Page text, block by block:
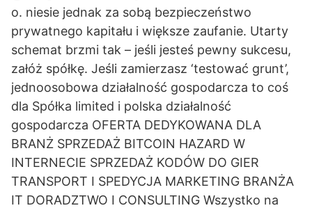
o. niesie jednak za sobą bezpieczeństwo
prywatnego kapitału i większe zaufanie. Utarty
schemat brzmi tak – jeśli jesteś pewny sukcesu,
załóż spółkę. Jeśli zamierzasz ‘testować grunt’,
jednoosobowa działalność gospodarcza to coś
dla Spółka limited i polska działalność
gospodarcza OFERTA DEDYKOWANA DLA
BRANŻ SPRZEDAŻ BITCOIN HAZARD W
INTERNECIE SPRZEDAŻ KODÓW DO GIER
TRANSPORT I SPEDYCJA MARKETING BRANŻA
IT DORADZTWO I CONSULTING Wszystko na